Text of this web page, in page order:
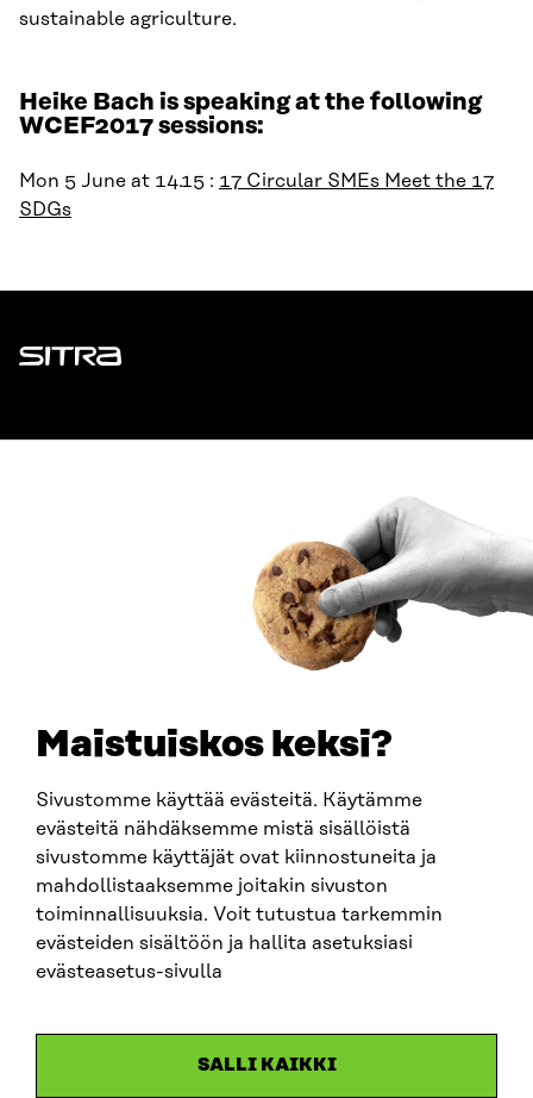
Maistuiskos keksi?
Sivustomme käyttää evästeitä. Käytämme
evästeitä nähdäksemme mistä sisällöistä
sivustomme käyttäjät ovat kiinnostuneita ja
mahdollistaaksemme joitakin sivuston
toiminnallisuuksia. Voit tutustua tarkemmin
evästeiden sisältöön ja hallita asetuksiasi
evästeasetus-sivulla
SALLI KAIKKI
sustainable agriculture.
Heike Bach is speaking at the following
WCEF2017 sessions:
Mon 5 June at 14.15 : 17 Circular SMEs Meet the 17
SDGs
Sitra
firstname.lastname@sitra.fi
SITRA ON SOCIAL MEDIA
LinkedIn
Instagram